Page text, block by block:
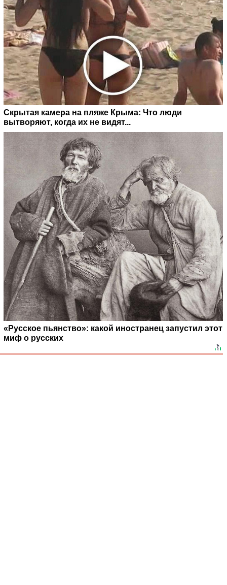
Скрытая камера на пляже Крыма: Что люди
вытворяют, когда их не видят...
«Русское пьянство»: какой иностранец запустил этот
миф о русских